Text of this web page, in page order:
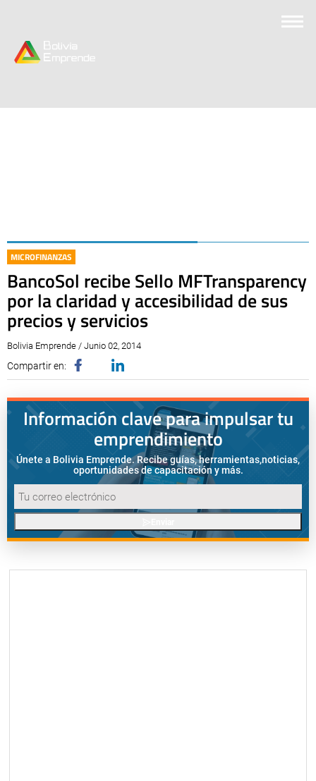
MICROFINANZAS
BancoSol recibe Sello MFTransparency
por la claridad y accesibilidad de sus
precios y servicios
Bolivia Emprende / Junio 02, 2014
Compartir en:
Información clave para impulsar tu
emprendimiento
Únete a Bolivia Emprende. Recibe guías, herramientas,noticias,
oportunidades de capacitación y más.